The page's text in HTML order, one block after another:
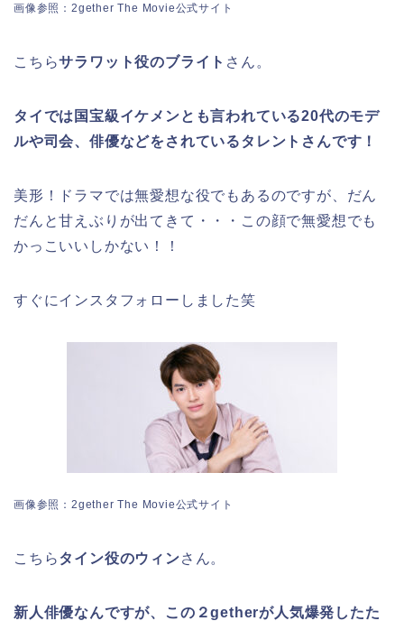
画像参照：2gether The Movie公式サイト
こちらサラワット役のブライト さん。
タイでは国宝級イケメンとも言われている20代のモデ
ルや司会、俳優などをされているタレントさんです！
美形！ドラマでは無愛想な役でもあるのですが、だん
だんと甘えぶりが出てきて・・・この顔で無愛想でも
かっこいいしかない！！
すぐにインスタフォローしました笑
画像参照：2gether The Movie公式サイト
こちらタイン役のウィンさん。
新人俳優なんですが、この２getherが人気爆発したた